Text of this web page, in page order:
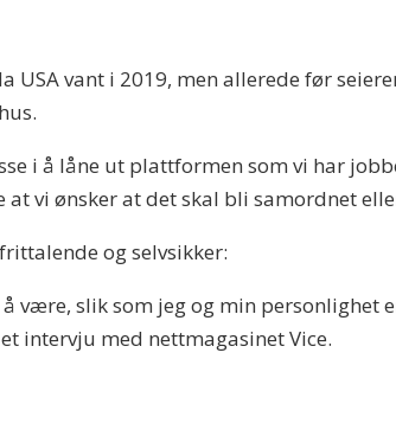
USA vant i 2019, men allerede før
i å låne ut plattformen som vi har
vi ønsker at det skal bli samordnet
og selvsikker:
være, slik som jeg og min personlighet
intervju med nettmagasinet Vice.